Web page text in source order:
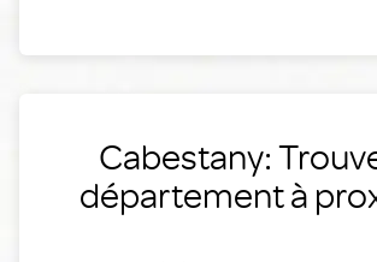
Cabestany:
département à